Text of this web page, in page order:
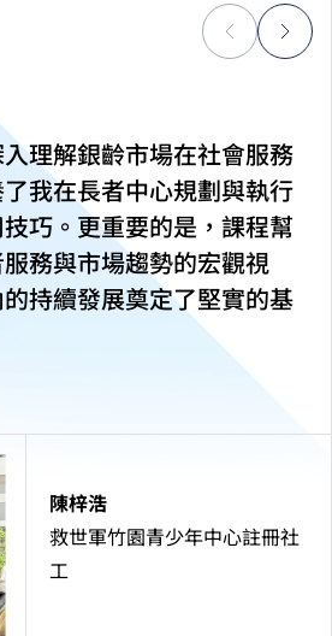
陳梓浩
救世軍竹園青少年中心註冊社
工
理解銀齡市場在社會服務
我在長者中心規劃與執行
巧。更重要的是，課程幫
務與市場趨勢的宏觀視
持續發展奠定了堅實的基